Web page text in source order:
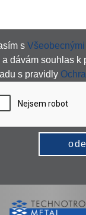
s
a dávám souhlas k
s pravidly